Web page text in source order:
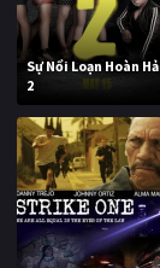
Sự Nổi Loạn Hoàn
2